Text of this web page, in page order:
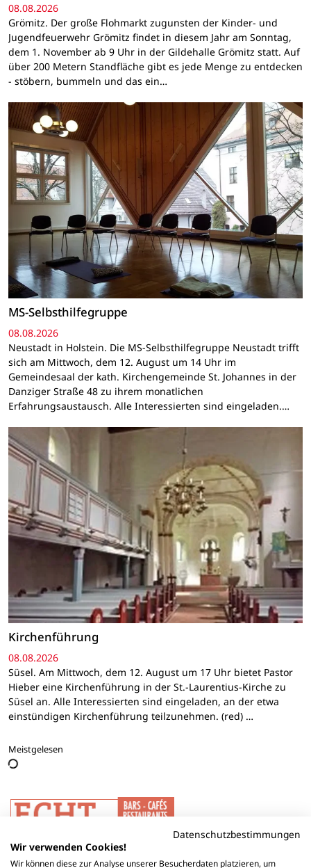
08.08.2026
Grömitz. Der große Flohmarkt zugunsten der Kinder- und
Jugendfeuerwehr Grömitz findet in diesem Jahr am Sonntag,
dem 1. November ab 9 Uhr in der Gildehalle Grömitz statt. Auf
über 200 Metern Standfläche gibt es jede Menge zu entdecken
- stöbern, bummeln und das ein…
MS-Selbsthilfegruppe
08.08.2026
Neustadt in Holstein. Die MS-Selbsthilfegruppe Neustadt trifft
sich am Mittwoch, dem 12. August um 14 Uhr im
Gemeindesaal der kath. Kirchengemeinde St. Johannes in der
Danziger Straße 48 zu ihrem monatlichen
Erfahrungsaustausch. Alle Interessierten sind eingeladen.…
Kirchenführung
08.08.2026
Süsel. Am Mittwoch, dem 12. August um 17 Uhr bietet Pastor
Hieber eine Kirchenführung in der St.-Laurentius-Kirche zu
Süsel an. Alle Interessierten sind eingeladen, an der etwa
einstündigen Kirchenführung teilzunehmen. (red) …
Meistgelesen
Datenschutzbestimmungen
Wir verwenden Cookies!
Wir können diese zur Analyse unserer Besucherdaten platzieren, um